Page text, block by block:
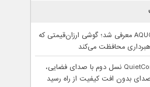
شارپ AQUOS Wish6 معرفی شد؛ گوشی ارزان‌قیمتی که
محافظت می‌کند
هدفون بوز QuietComfort نسل دوم با صدای فضایی،
بدون افت کیفیت از راه رسید